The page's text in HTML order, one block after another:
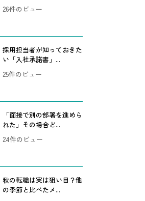
26件のビュー
採用担当者が知っておきた
い「入社承諾書」...
25件のビュー
「面接で別の部署を進めら
れた」その場合ど...
24件のビュー
秋の転職は実は狙い目？他
の季節と比べたメ...